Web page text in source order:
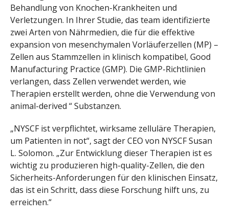
Behandlung von Knochen-Krankheiten und
Verletzungen. In Ihrer Studie, das team identifizierte
zwei Arten von Nährmedien, die für die effektive
expansion von mesenchymalen Vorläuferzellen (MP) –
Zellen aus Stammzellen in klinisch kompatibel, Good
Manufacturing Practice (GMP). Die GMP-Richtlinien
verlangen, dass Zellen verwendet werden, wie
Therapien erstellt werden, ohne die Verwendung von
animal-derived “ Substanzen.
„NYSCF ist verpflichtet, wirksame zelluläre Therapien,
um Patienten in not“, sagt der CEO von NYSCF Susan
L. Solomon. „Zur Entwicklung dieser Therapien ist es
wichtig zu produzieren high-quality-Zellen, die den
Sicherheits-Anforderungen für den klinischen Einsatz,
das ist ein Schritt, dass diese Forschung hilft uns, zu
erreichen.“